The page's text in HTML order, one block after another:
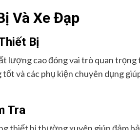
Và Xe Đạp
Bị
lượng cao đóng vai trò quan
và các phụ kiện chuyên dụng
Tra